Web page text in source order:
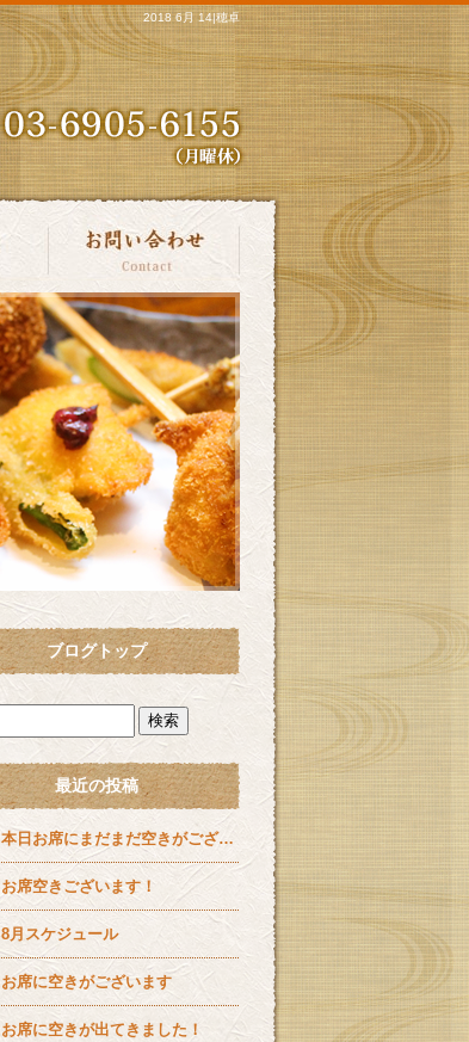
2018 6月 14|穂卓
ブログトップ
最近の投稿
本日お席にまだまだ空きがございます^ ^
お席空きございます！
8月スケジュール
お席に空きがございます
お席に空きが出てきました！